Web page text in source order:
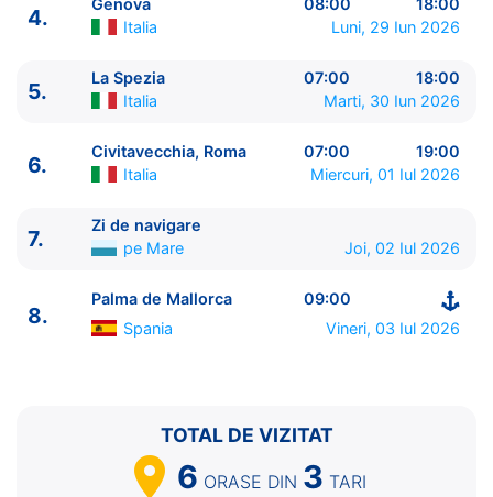
ITINERARIU
Ziua | Portul | Sosire - Plecare
Palma de Mallorca
2.
Barcelona Spania
4.
Genova Italia 08:00 - 18:00
5.
La Spezia Italia
4.
Genova 08:00
18:00
Italia
Luni, 29 Iun 2026
5.
La Spezia 07:00
18:00
Italia
Marti, 30 Iun 2026
6.
Civitavecchia, Roma 07:00
19:00
Italia
Miercuri, 01 Iul 2026
7.
Zi de navigare
pe Mare
Joi, 02 Iul 2026
8.
Palma de Mallorca
09:00
Spania
Vineri, 03 Iul 2026
TOTAL DE VIZITAT
6 ORASE DIN 3 TARI